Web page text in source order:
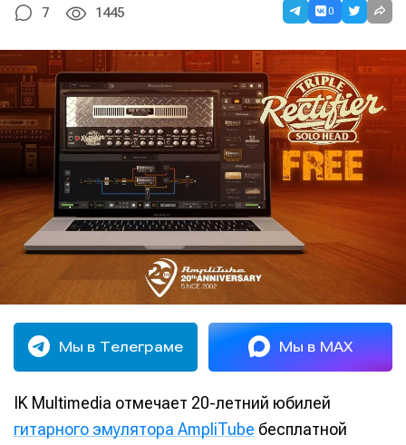
7 1445 0
Мы в Телеграме Мы в MAX
IK Multimedia отмечает 20-летний юбилей
гитарного эмулятора AmpliTube бесплатной